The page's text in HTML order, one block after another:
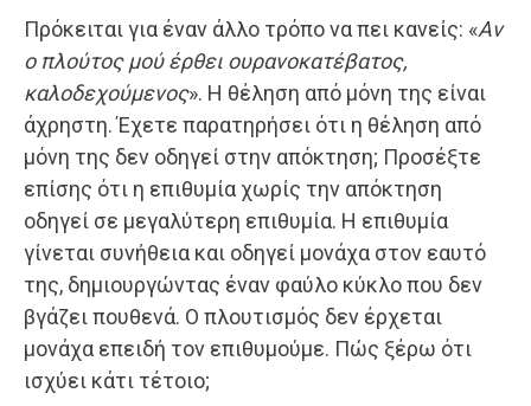
Πρόκειται για έναν άλλο τρόπο να πει κανείς: «Αν
ο πλούτος μού έρθει ουρανοκατέβατος,
καλοδεχούμενος». Η θέληση από μόνη της είναι
άχρηστη. Έχετε παρατηρήσει ότι η θέληση από
μόνη της δεν οδηγεί στην απόκτηση; Προσέξτε
επίσης ότι η επιθυμία χωρίς την απόκτηση
οδηγεί σε μεγαλύτερη επιθυμία. Η επιθυμία
γίνεται συνήθεια και οδηγεί μονάχα στον εαυτό
της, δημιουργώντας έναν φαύλο κύκλο που δεν
βγάζει πουθενά. Ο πλουτισμός δεν έρχεται
μονάχα επειδή τον επιθυμούμε. Πώς ξέρω ότι
ισχύει κάτι τέτοιο;